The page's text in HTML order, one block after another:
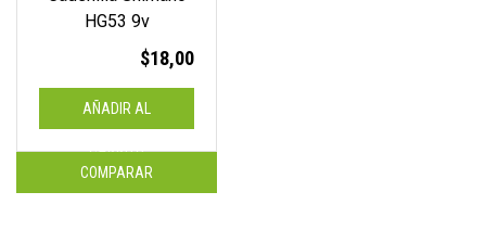
HG53 9v
$18,00
AÑADIR AL
CARRITO
COMPARAR